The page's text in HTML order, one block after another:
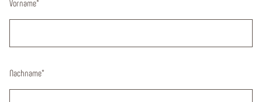
Vorname*
Nachname*